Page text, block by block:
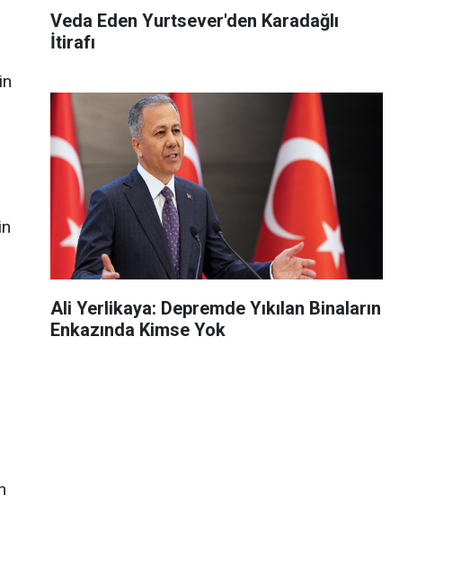
Veda Eden Yurtsever'den Karadağlı
İtirafı
Ali Yerlikaya: Depremde Yıkılan Binaların
Enkazında Kimse Yok